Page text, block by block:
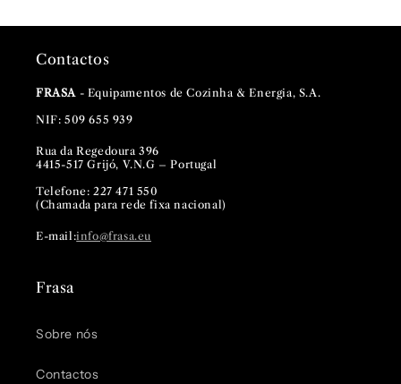
Contactos
FRASA - Equipamentos de Cozinha & Energia, S.A.
NIF: 509 655 939
Rua da Regedoura 396
4415-517 Grijó, V.N.G – Portugal
Telefone: 227 471 550
(Chamada para rede fixa nacional)
E-mail:info@frasa.eu
Frasa
Sobre nós
Contactos